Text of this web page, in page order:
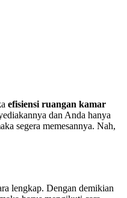
efisiensi ruangan kamar
dan Anda hanya
segera memesannya. Nah,
lengkap. Dengan demikian